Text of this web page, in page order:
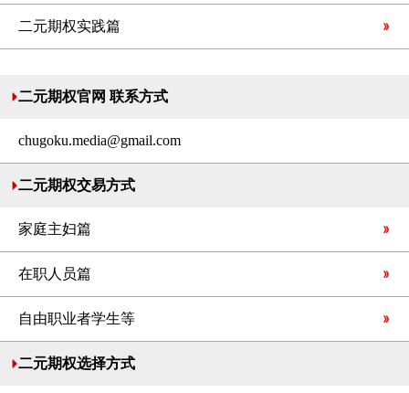
二元期权实践篇
二元期权官网 联系方式
chugoku.media@gmail.com
二元期权交易方式
家庭主妇篇
在职人员篇
自由职业者学生等
二元期权选择方式